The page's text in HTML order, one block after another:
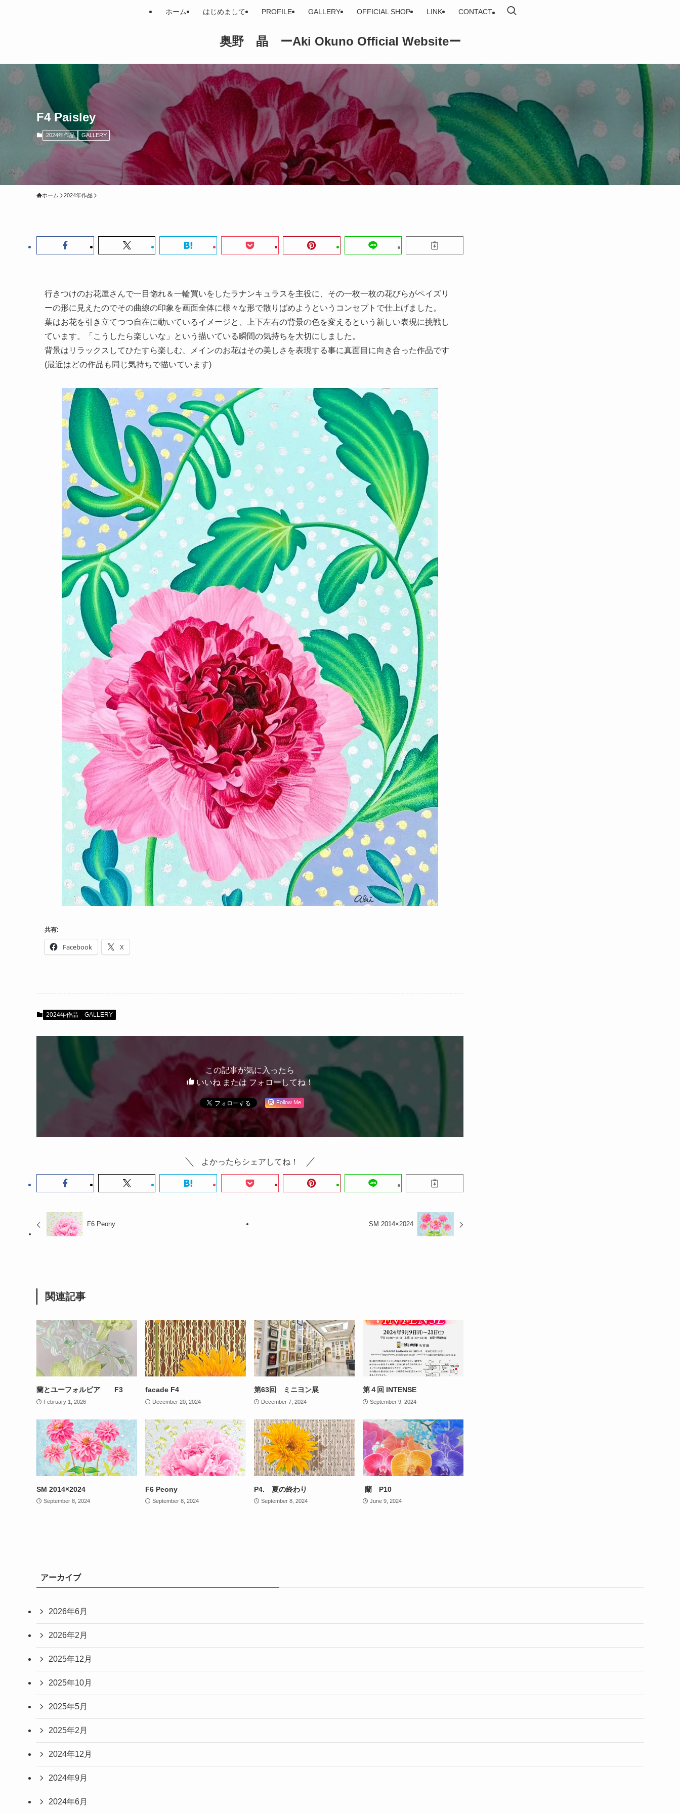
奥野 晶 ーAki Okuno Official Websiteー
ホーム はじめまして PROFILE GALLERY OFFICIAL SHOP LINK CONTACT
F4 Paisley
2024年作品 GALLERY
ホーム 2024年作品
行きつけのお花屋さんで一目惚れ＆一輪買いをしたラナンキュラスを主役に、その一枚一枚の花びらがペイズリ
ーの形に見えたのでその曲線の印象を画面全体に様々な形で散りばめようというコンセプトで仕上げました。
葉はお花を引き立てつつ自在に動いているイメージと、上下左右の背景の色を変えるという新しい表現に挑戦し
ています。「こうしたら楽しいな」という描いている瞬間の気持ちを大切にしました。
背景はリラックスしてひたすら楽しむ、メインのお花はその美しさを表現する事に真面目に向き合った作品です
(最近はどの作品も同じ気持ちで描いています)
共有:
Facebook X
2024年作品 GALLERY
この記事が気に入ったら
いいね または フォローしてね！
Follow Me
よかったらシェアしてね！
F6 Peony SM 2014×2024
関連記事
蘭とユーフォルビア F3
February 1, 2026
facade F4
December 20, 2024
第63回 ミニヨン展
December 7, 2024
第４回 INTENSE
September 9, 2024
SM 2014×2024
September 8, 2024
F6 Peony
September 8, 2024
P4. 夏の終わり
September 8, 2024
蘭 P10
June 9, 2024
アーカイブ
2026年6月
2026年2月
2025年12月
2025年10月
2025年5月
2025年2月
2024年12月
2024年9月
2024年6月